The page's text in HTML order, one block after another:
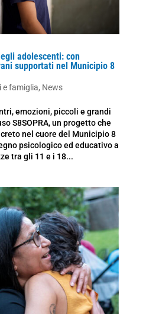
adolescenti: con
supportati nel Municipio 8
e famiglia, News
emozioni, piccoli e grandi
S8SOPRA, un progetto che
nel cuore del Municipio 8
psicologico ed educativo a
tra gli 11 e i 18...